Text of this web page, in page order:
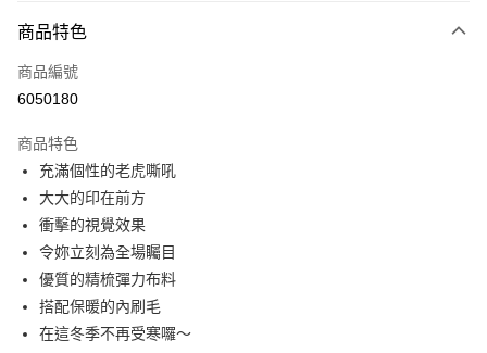
大哥付你分期
【大哥付你分期使用說明】
1.本服務由台灣大哥大提供，台灣大哥大用戶可立即使用無須另外申請。
流程，驗證手機門號後，選擇欲分期的期數、繳款截止日，確認付款後即完
成交易。
3.實際核准額度、可分期數及費用金額請依後續交易確認頁面所載為準。
4.訂單成立30分鐘內，如未前往確認交易或遇審核未通過，訂單將自動取
法說明評估內容。
【繳款方式說明】
1.分期款項不併入電信帳單，「大哥付你分期」於每月結算日後寄送繳費提
醒簡訊。
2.透過簡訊連結打開帳單後，可選擇「超商條碼／台灣大直營門市／銀行轉
帳／街口支付／iPASS MONEY」等通路繳費。
AFTEE先享後付
【關於「AFTEE先享後付」】
AFTEE先享後付是「在收到商品之後才付款」的支付方式。 讓您購物簡單
便利好安心！
１．簡單：不需註冊會員、不需綁卡、不需儲值。
２．便利：只要手機號碼，簡訊認證，即可結帳。
３．安心：先確認商品／服務後，再付款。
【「AFTEE先享後付」結帳流程】
１．於結帳方式選擇「AFTEE先享後付」後，將跳轉至「AFTEE先享後付」
２．訂單成立數日內，您將收到繳費通知簡訊。
ATM付款
全家取貨付款
每筆NT$70，滿NT$699(含以上)免運費
付款後全家取貨
商品特色
商品編號
6050180
商品特色
充滿個性的老虎嘶吼
大大的印在前方
衝擊的視覺效果
令妳立刻為全場矚目
優質的精梳彈力布料
搭配保暖的內刷毛
在這冬季不再受寒囉～